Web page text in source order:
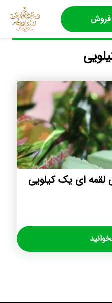
فروش
ای یک کیلویی